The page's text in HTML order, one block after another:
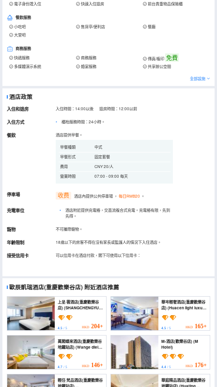
電子身份證入住
快速入住退房 前台貴重物品保險櫃
餐飲服務
小吃吧 售貨亭/便利店
餐廳
大堂吧
商務服務
快遞服務 商務服務 傳真/複印 免費
多媒體演示系統 婚宴服務 共享辦公空間
全部設施
酒店政策
入住和退房 入住時間：14:00以後 退房時間：12:00以前
入住方式 櫃枱服務時間：24小時。
餐飲 酒店提供早餐。
早餐種類
中式
早餐形式
固定套餐
費用
CNY 20/人
營業時間
07:00 - 09:00 每天
停車場 收费 酒店內提供公共停車場 ， 每日RMB20 。
充電車位 •
酒店附近提供充電樁，交直流複合式充電。充電樁有限，先到
先得。
寵物 不可攜帶寵物。
年齡限制 18歲以下的房客不得在沒有家長或監護人的情況下入住酒店。
接受信用卡 可以信用卡在酒店付款，閣下可使用以下信用卡：
歐辰凱瑞酒店(重慶歡樂谷店) 附近酒店推薦
上呈·雲酒店(重慶歡樂谷
店) (SHANGCHENGYUN
4.5 / 5 HKD 204+
華岑輕奢酒店(重慶歡樂谷
店) (Huacen light luxury
Happy Valley store))
4.5/ 5 HKD 165+
萬閣蝶來酒店(重慶歡樂谷
地鐵站店) (Wange dielai
Hotel)
4.7 / 5 HKD 146+
M•酒店(歡樂谷店) (M
Hotel)
4.4/ 5 HKD 176+
輕住·梵品酒店(重慶歡樂谷
華庭精品酒店(重慶歡樂谷